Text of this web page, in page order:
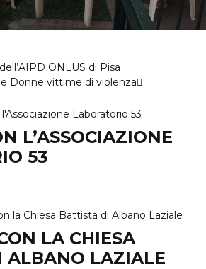
ONLUS di Pisa
Donne vittime di violenza
L’ASSOCIAZIONE
53
LA CHIESA
ALBANO LAZIALE